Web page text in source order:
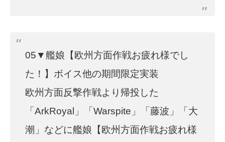
05▼艦娘【欧州方面作戦お疲れ様でし
た！】ボイス他の期間限定実装
欧州方面反撃作戦より帰投した
「ArkRoyal」「Warspite」「藤波」「大
潮」などに艦娘【欧州方面作戦お疲れ様